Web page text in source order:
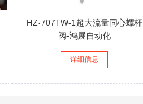
HZ-707TW-1超大流量同心螺杆
阀-鸿展自动化
详细信息